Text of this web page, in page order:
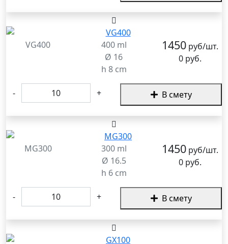
VG400
400 ml
Ø 16
h 8 cm
1450руб/шт.
0 руб.
- + В смету
MG300
300 ml
Ø 16.5
h 6 cm
1450руб/шт.
0 руб.
- + В смету